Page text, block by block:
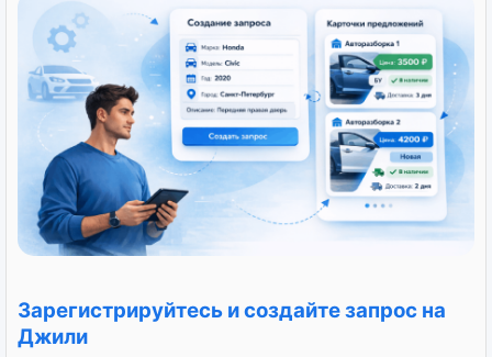
Зарегистрируйтесь и создайте запрос на
Джили